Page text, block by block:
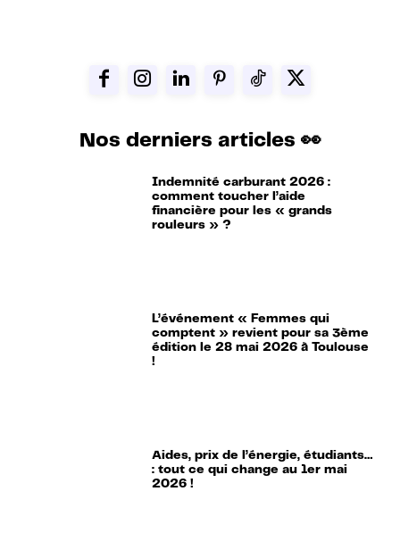
Nos derniers articles 👀
Indemnité carburant 2026 :
comment toucher l’aide
financière pour les « grands
rouleurs » ?
L’événement « Femmes qui
comptent » revient pour sa 3ème
édition le 28 mai 2026 à Toulouse
!
Aides, prix de l’énergie, étudiants…
: tout ce qui change au 1er mai
2026 !